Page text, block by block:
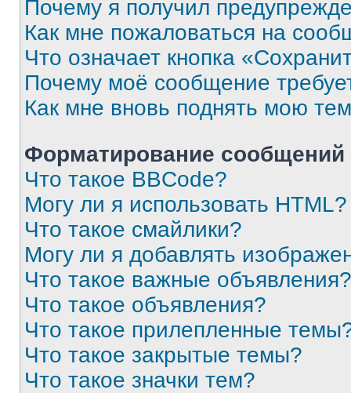
Почему я получил
Как мне пожаловаться на
Что означает кнопка
Почему моё сообщение
Как мне вновь поднять мою
Форматирование
Что такое BBCode?
Могу ли я использовать HTML?
Что такое смайлики?
Могу ли я добавлять
Что такое важные объявления?
Что такое объявления?
Что такое прилепленные
Что такое закрытые темы?
Что такое значки тем?